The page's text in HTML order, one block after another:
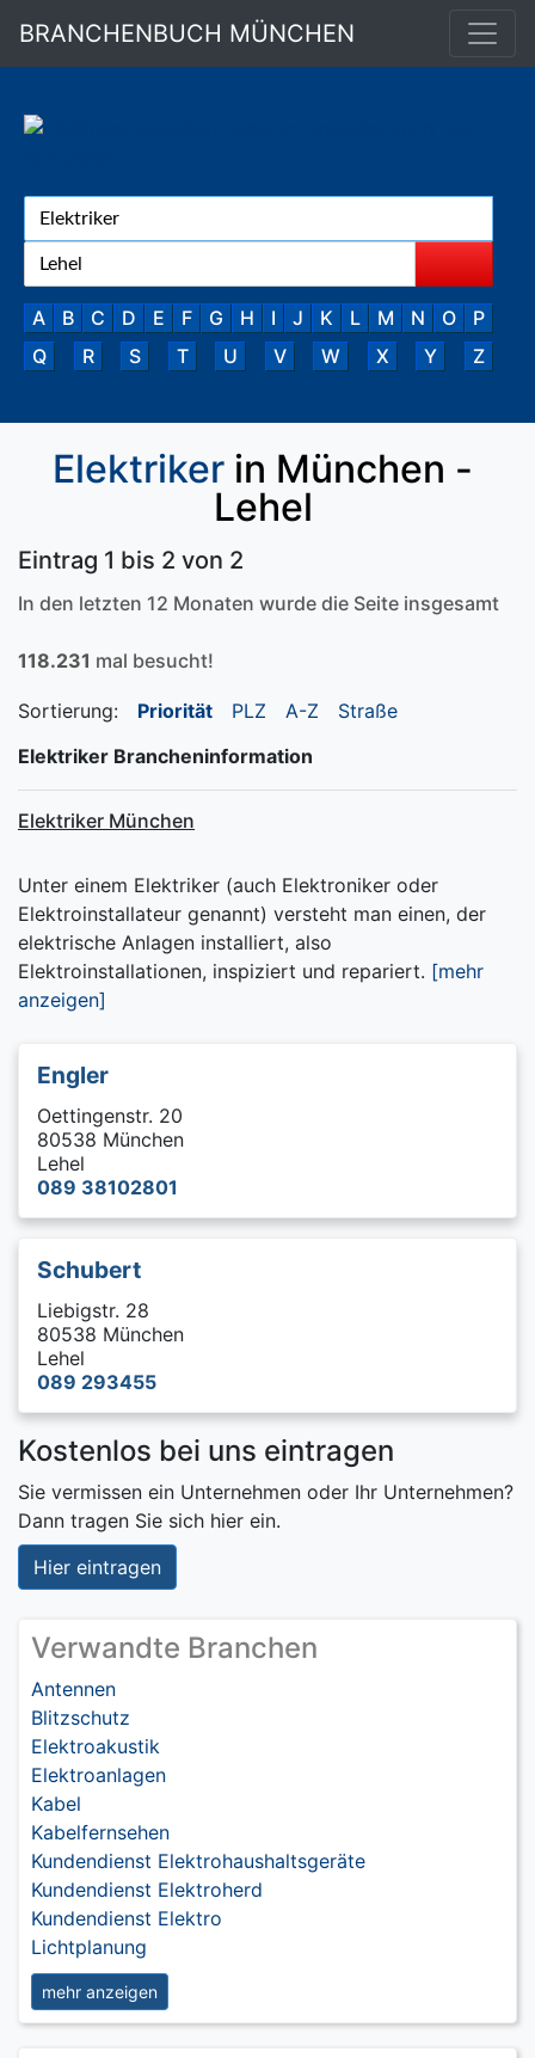
BRANCHENBUCH MÜNCHEN
A B C D E F G H I J K L M N O
P
Q
R S T U V W X Y Z
Elektriker in München -
Lehel
Eintrag 1 bis 2 von 2
In den letzten 12 Monaten wurde die Seite insgesamt
118.231 mal besucht!
Sortierung: Priorität PLZ A-Z
Straße
Elektriker Brancheninformation
Elektriker München
Unter einem Elektriker (auch Elektroniker oder
Elektroinstallateur genannt) versteht man einen, der
elektrische Anlagen installiert, also
Elektroinstallationen, inspiziert und repariert. [mehr
anzeigen]
Engler
Oettingenstr. 20
80538 München
Lehel
089 38102801
Schubert
Liebigstr. 28
80538 München
Lehel
089 293455
Kostenlos bei uns eintragen
Sie vermissen ein Unternehmen oder Ihr Unternehmen?
Dann tragen Sie sich hier ein.
Hier eintragen
Verwandte Branchen
Antennen
Blitzschutz
Elektroakustik
Elektroanlagen
Kabel
Kabelfernsehen
Kundendienst Elektrohaushaltsgeräte
Kundendienst Elektroherd
Kundendienst Elektro
Lichtplanung
mehr anzeigen